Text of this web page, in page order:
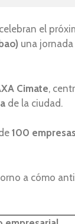
el
una
Cimate,
de la ciudad.
100
a cómo